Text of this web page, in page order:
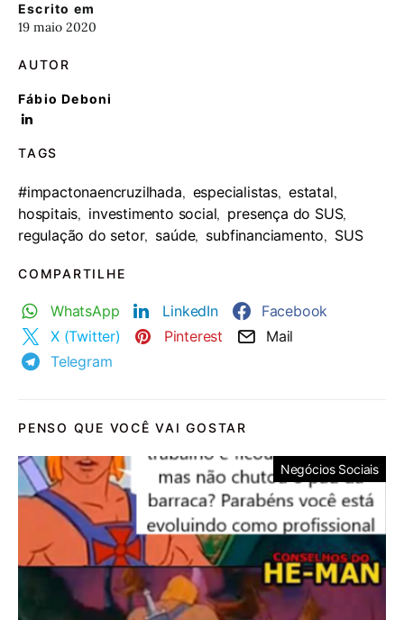
Escrito em
19 maio 2020
AUTOR
Fábio Deboni
TAGS
#impactonaencruzilhada, especialistas, estatal,
hospitais, investimento social, presença do SUS,
regulação do setor, saúde, subfinanciamento, SUS
COMPARTILHE
WhatsApp LinkedIn
Facebook
X (Twitter)
Pinterest
Mail
Telegram
PENSO QUE VOCÊ VAI GOSTAR
Negócios Sociais